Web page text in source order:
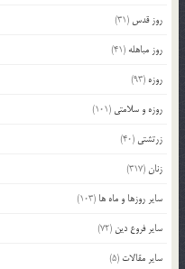
روز قدس (31)
روز مباهله (41)
روزه (93)
روزه و سلامتی (101)
زرتشتی (40)
زنان(317)
سایر روزها و ماه ها (103)
سایر فروع دین (72)
سایر مقالات (5)